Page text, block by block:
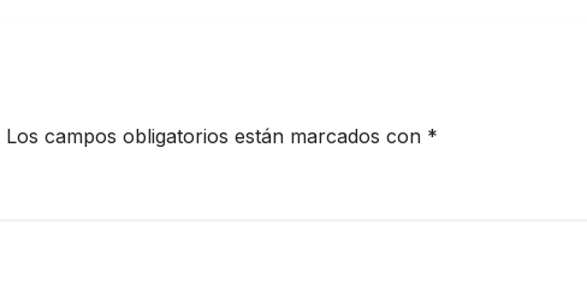
Los campos obligatorios están marcados con *